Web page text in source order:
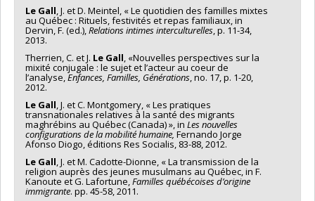
Le Gall, J. et D. Meintel, « Le quotidien des familles mixtes
au Québec : Rituels, festivités et repas familiaux, in
Dervin, F. (ed.),Relations intimes interculturelles, p. 11-34,
2013.
Therrien, C. et J. Le Gall, «Nouvelles perspectives sur la
mixité conjugale : le sujet et l’acteur au coeur de
l’analyse,Enfances, Familles, Générations, no. 17, p. 1-20,
2012.
Le Gall, J. et C. Montgomery, « Les pratiques
transnationales relatives à la santé des migrants
maghrébins au Québec (Canada) », in Les nouvelles
configurations de la mobilité humaine, Fernando Jorge
Afonso Diogo, éditions Res Socialis, 83-88, 2012.
Le Gall, J. et M. Cadotte-Dionne, « La transmission de la
religion auprès des jeunes musulmans au Québec, in F.
Kanoute et G. Lafortune,Familles québécoises d’origine
immigrante. pp. 45-58, 2011.